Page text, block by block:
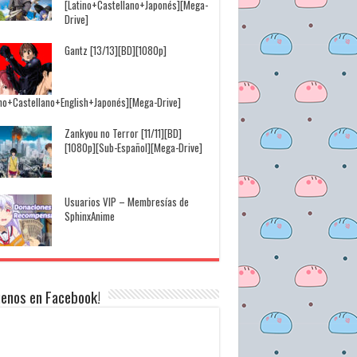
[Latino+Castellano+Japonés][Mega-
Drive]
Gantz [13/13][BD][1080p]
Drive]
Zankyou no Terror [11/11][BD]
[1080p][Sub-Español][Mega-Drive]
Usuarios VIP – Membresías de
SphinxAnime
en Facebook!